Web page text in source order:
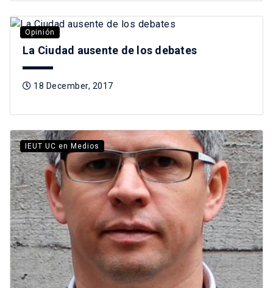
Opinión
La Ciudad ausente de los debates
18 December, 2017
IEUT UC en Medios